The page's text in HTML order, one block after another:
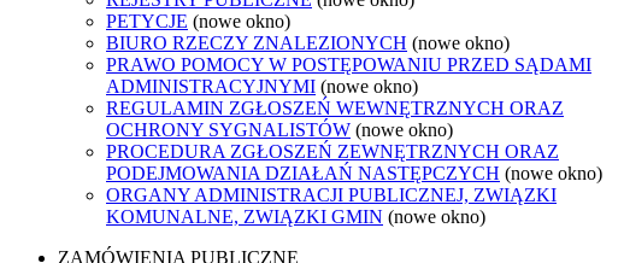
PETYCJE (nowe okno)
BIURO RZECZY ZNALEZIONYCH (nowe okno)
PRAWO POMOCY W POSTĘPOWANIU PRZED SĄDAMI
ADMINISTRACYJNYMI (nowe okno)
REGULAMIN ZGŁOSZEŃ WEWNĘTRZNYCH ORAZ
OCHRONY SYGNALISTÓW (nowe okno)
PROCEDURA ZGŁOSZEŃ ZEWNĘTRZNYCH ORAZ
PODEJMOWANIA DZIAŁAŃ NASTĘPCZYCH (nowe okno)
ORGANY ADMINISTRACJI PUBLICZNEJ, ZWIĄZKI
KOMUNALNE, ZWIĄZKI GMIN (nowe okno)
ZAMÓWIENIA PUBLICZNE